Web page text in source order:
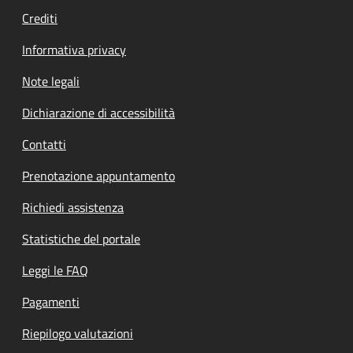
Crediti
Informativa privacy
Note legali
Dichiarazione di accessibilità
Contatti
Prenotazione appuntamento
Richiedi assistenza
Statistiche del portale
Leggi le FAQ
Pagamenti
Riepilogo valutazioni